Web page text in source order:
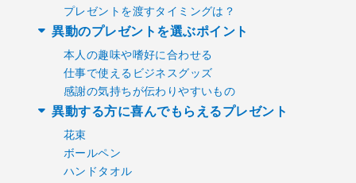
プレゼントを渡すタイミングは？
異動のプレゼントを選ぶポイント
本人の趣味や嗜好に合わせる
仕事で使えるビジネスグッズ
感謝の気持ちが伝わりやすいもの
異動する方に喜んでもらえるプレゼント
花束
ボールペン
ハンドタオル